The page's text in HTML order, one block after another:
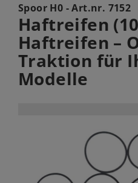
Spoor H0 - Art.nr. 7152
Haftreifen
Haftreifen –
Traktion für
Modelle